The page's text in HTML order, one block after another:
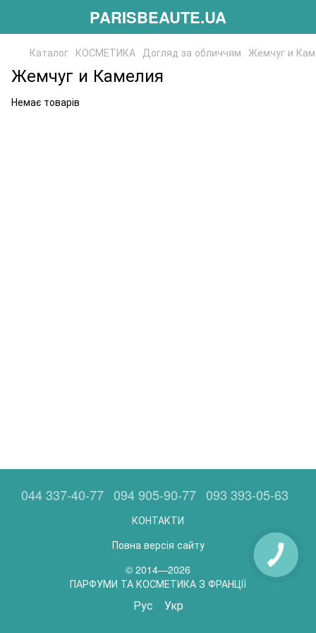
PARISBEAUTE.UA
Каталог КОСМЕТИКА Догляд за обличчям Жемчуг и
Жемчуг и Камелия
Немає товарів
044 337-40-77 094 905-90-77 093 393-05-63
КОНТАКТИ
Повна версія сайту
© 2014—2026
ПАРФУМИ ТА КОСМЕТИКА З ФРАНЦІЇ
Рус Укр